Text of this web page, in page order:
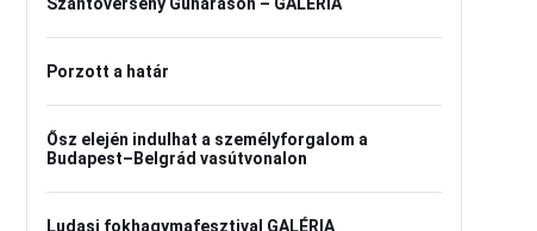
Porzott a határ
Ősz elején indulhat a személyforgalom a
Budapest–Belgrád vasútvonalon
Ludasi fokhagymafesztival GALÉRIA